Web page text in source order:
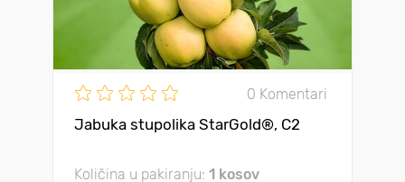
0 Komentari
Jabuka stupolika StarGold®, C2
Količina u pakiranju: 1 kosov